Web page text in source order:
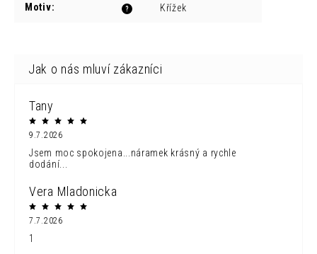
?
Motiv: Křížek
Tany
9.7.2026
Jsem moc spokojena...náramek krásný a rychle
dodání...
Vera Mladonicka
7.7.2026
1